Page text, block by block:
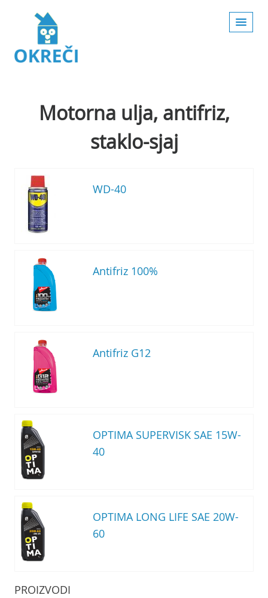
Motorna ulja, antifriz,
staklo-sjaj
WD-40
Antifriz 100%
Antifriz G12
OPTIMA SUPERVISK SAE 15W-
40
OPTIMA LONG LIFE SAE 20W-
60
PROIZVODI